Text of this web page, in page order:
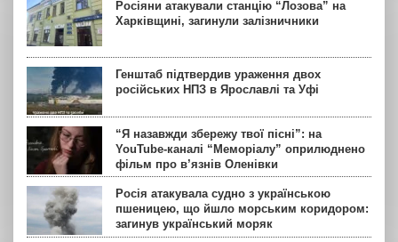
Росіяни атакували станцію “Лозова” на
Харківщині, загинули залізничники
Генштаб підтвердив ураження двох
російських НПЗ в Ярославлі та Уфі
“Я назавжди збережу твої пісні”: на
YouTube-каналі “Меморіалу” оприлюднено
фільм про в’язнів Оленівки
Росія атакувала судно з українською
пшеницею, що йшло морським коридором:
загинув український моряк